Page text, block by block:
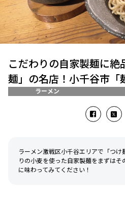
こだわりの自家製麺に絶
麺」の名店！小千谷市「
ラーメン
ラーメン激戦区小千谷エリアで「つけ
りの小麦を使った自家製麺をまずは
に味わってみてください！